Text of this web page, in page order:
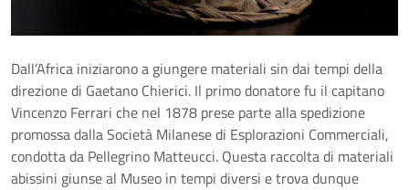
Dall’Africa iniziarono a giungere materiali sin dai tempi della
direzione di Gaetano Chierici. Il primo donatore fu il capitano
Vincenzo Ferrari che nel 1878 prese parte alla spedizione
promossa dalla Società Milanese di Esplorazioni Commerciali,
condotta da Pellegrino Matteucci. Questa raccolta di materiali
abissini giunse al Museo in tempi diversi e trova dunque